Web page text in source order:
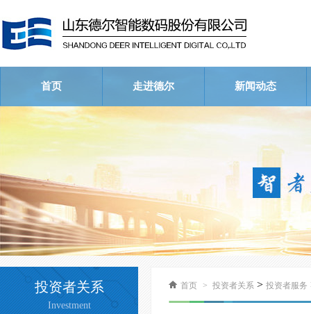
首页 走进德尔
公司简介
荣誉资质
企业文化
新闻动态
公司新闻
行业新闻
视频中心
投资者关系
Investment
首页 > 投资者关系 > 投资者服务